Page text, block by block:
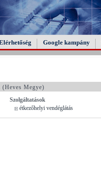
Google kampány
(Heves Megye)
Szolgáltatások
étkezőhelyi vendéglátás